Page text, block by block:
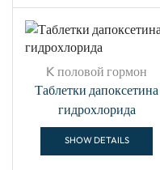
K половой гормон
Таблетки дапоксетина
гидрохлорида
SHOW DETAILS